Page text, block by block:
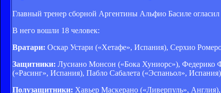
Главный тренер сборной Аргентины Альфио Басиле
В него вошли 18 человек:
Вратари: Оскар Устари («Хетафе», Испания), Серхио
Защитники: Лусиано Монсон («Бока Хуниорс»), Федерико
(«Расинг», Испания), Пабло Сабалета («Эспаньол», Испания)
Полузащитники: Хавьер Маскерано («Ливерпуль»,